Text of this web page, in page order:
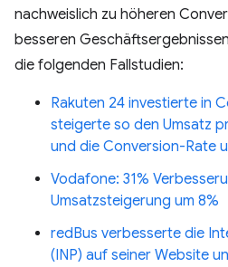
nachweislich zu höheren
besseren
die folgenden Fallstudien:
Rakuten 24 investierte in
steigerte so den Umsatz
und die Conversion-Rate
Vodafone: 31%
Umsatzsteigerung um 8%
redBus verbesserte die
(INP) auf seiner Website